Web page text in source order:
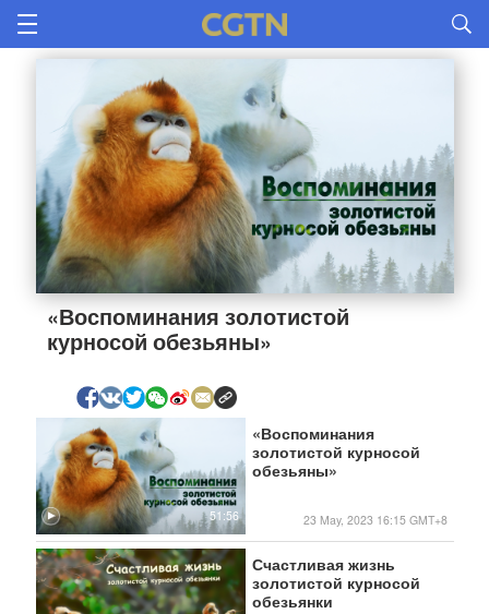
«Воспоминания золотистой
курносой обезьяны»
51:56
«Воспоминания
золотистой курносой
обезьяны»
23 May, 2023 16:15 GMT+8
Счастливая жизнь
золотистой курносой
обезьянки